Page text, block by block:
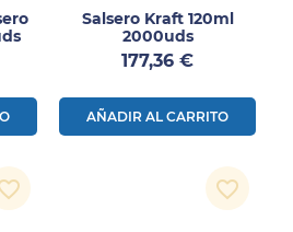
Salsero Kraft 120ml
2000uds
Precio
177,36 €
AÑADIR AL CARRITO
favorite_border